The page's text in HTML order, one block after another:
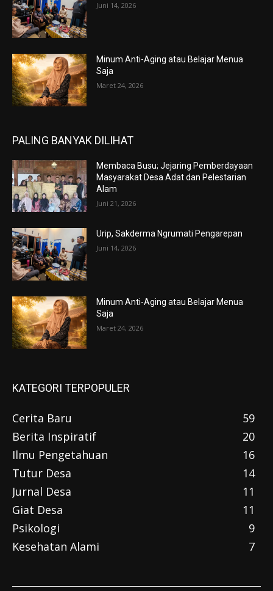
Juni 14, 2026
Minum Anti-Aging atau Belajar Menua
Saja
Maret 24, 2026
PALING BANYAK DILIHAT
Membaca Busu; Jejaring Pemberdayaan
Masyarakat Desa Adat dan Pelestarian
Alam
Juni 21, 2026
Urip, Sakderma Ngrumati Pengarepan
Juni 14, 2026
Minum Anti-Aging atau Belajar Menua
Saja
Maret 24, 2026
KATEGORI TERPOPULER
Cerita Baru
59
Berita Inspiratif
20
Ilmu Pengetahuan
16
Tutur Desa
14
Jurnal Desa
11
Giat Desa
11
Psikologi
9
Kesehatan Alami
7